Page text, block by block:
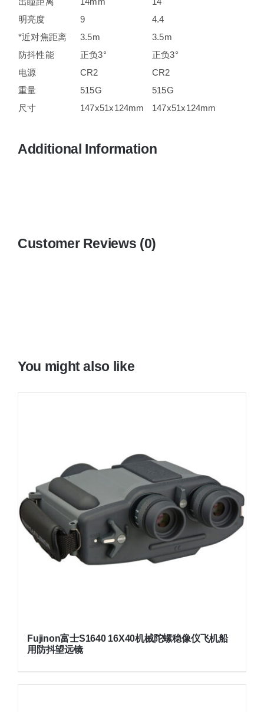
明亮度
9
4.4
*近对焦距离
3.5m
3.5m
防抖性能
正负3°
正负3°
电源
CR2
CR2
重量
515G
515G
尺寸
147x51x124mm 147x51x124mm
Additional Information
Customer Reviews (0)
You might also like
Fujinon富士S1640 16X40机械陀螺稳像仪飞机船
用防抖望远镜